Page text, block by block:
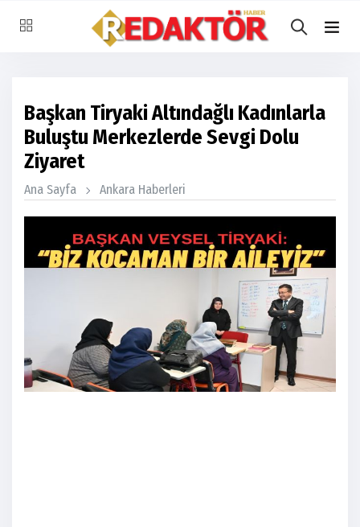
Başkan Tiryaki Altındağlı Kadınlarla
Buluştu Merkezlerde Sevgi Dolu
Ziyaret
Ana Sayfa Ankara Haberleri